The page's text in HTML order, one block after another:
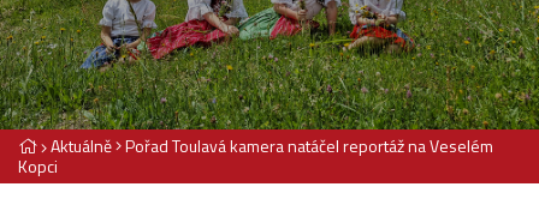
Aktuálně Pořad Toulavá kamera natáčel reportáž na Veselém
Kopci